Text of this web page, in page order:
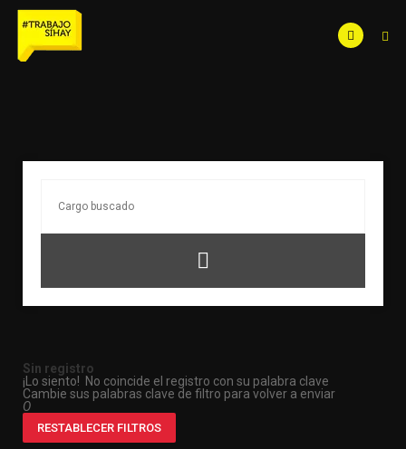
Sin registro
¡Lo siento! No coincide el registro con su palabra clave
Cambie sus palabras clave de filtro para volver a enviar
O
RESTABLECER FILTROS